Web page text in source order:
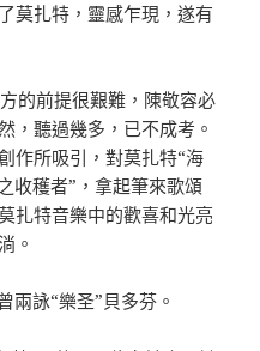
莫扎特，靈感乍現，遂有
的前提很艱難，陳敬容必
，聽過幾多，已不成考。
作所吸引，對莫扎特“海
收穫者”，拿起筆來歌頌
扎特音樂中的歡喜和光亮
。
兩詠“樂圣”貝多芬。